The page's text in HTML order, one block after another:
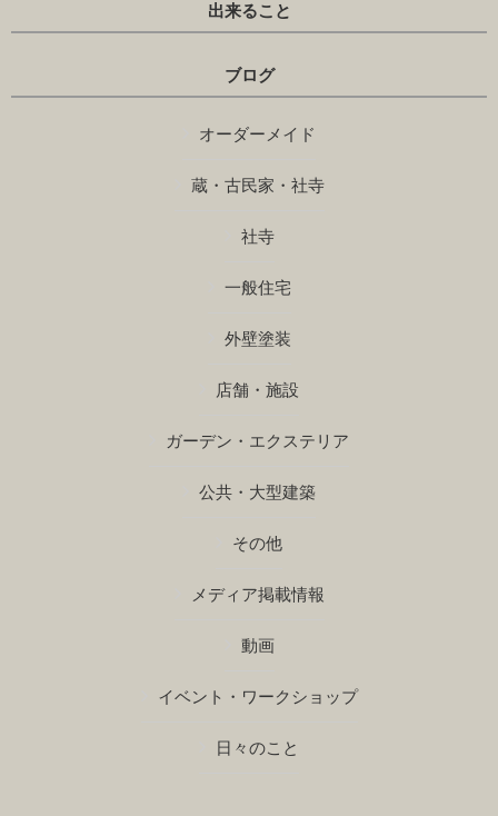
出来ること
ブログ
オーダーメイド
蔵・古民家・社寺
社寺
一般住宅
外壁塗装
店舗・施設
ガーデン・エクステリア
公共・大型建築
その他
メディア掲載情報
動画
イベント・ワークショップ
日々のこと